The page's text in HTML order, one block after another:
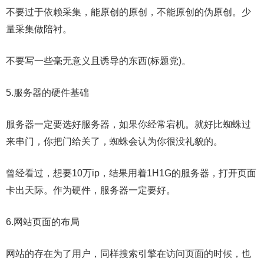
不要过于依赖采集，能原创的原创，不能原创的伪原创。少
量采集做陪衬。
不要写一些毫无意义且诱导的东西(标题党)。
5.服务器的硬件基础
服务器一定要选好服务器，如果你经常宕机。就好比蜘蛛过
来串门，你把门给关了，蜘蛛会认为你很没礼貌的。
曾经看过，想要10万ip，结果用着1H1G的服务器，打开页面
卡出天际。作为硬件，服务器一定要好。
6.网站页面的布局
网站的存在为了用户，同样搜索引擎在访问页面的时候，也